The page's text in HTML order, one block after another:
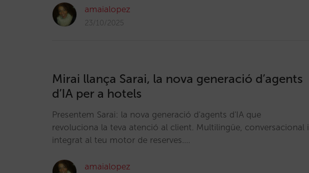
amaialopez
23/10/2025
Mirai llança Sarai, la nova generació d’agents
d’IA per a hotels
Presentem Sarai: la nova generació d'agents d'IA que
revoluciona la teva atenció al client. Multilingüe, conversacional i
integrat al teu motor de reserves.…
amaialopez